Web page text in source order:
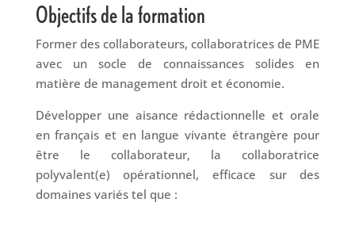
Objectifs de la formation
Former des collaborateurs, collaboratrices de PME
avec un socle de connaissances solides en
matière de management droit et économie.
Développer une aisance rédactionnelle et orale
en français et en langue vivante étrangère pour
être le collaborateur, la collaboratrice
polyvalent(e) opérationnel, efficace sur des
domaines variés tel que :